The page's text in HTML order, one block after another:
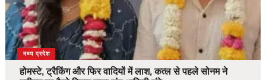
देश
मध्य प्रदेश
होमस्टे, ट्रैकिंग और फिर वादियों में लाश, कत्ल से पहले सोनम ने